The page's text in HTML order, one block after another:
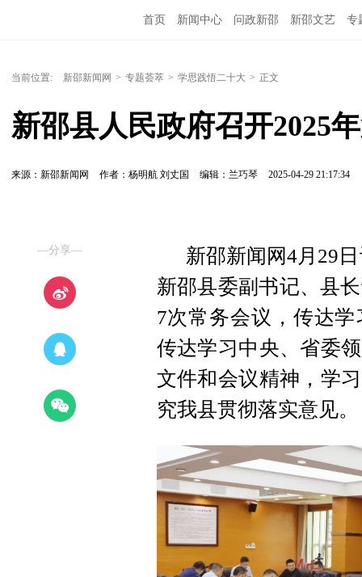
首页 新闻中心 问政新邵 新邵文艺 专
当前位置: 新邵新闻网 > 专题荟萃 > 学思践悟二十大 > 正文
新邵县人民政府召开2025
来源：新邵新闻网 作者：杨明航 刘丈国 编辑：兰巧琴 2025-04-29 21:17:34
—分享—
新邵新闻网4月29
新邵县委副书记、县
7次常务会议，传达
传达学习中央、省委
文件和会议精神，学
究我县贯彻落实意见。